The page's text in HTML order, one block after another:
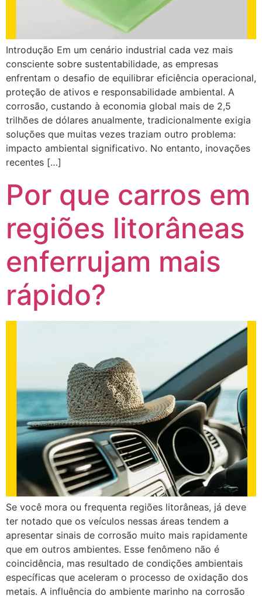
Introdução Em um cenário industrial cada vez mais
consciente sobre sustentabilidade, as empresas
enfrentam o desafio de equilibrar eficiência operacional,
proteção de ativos e responsabilidade ambiental. A
corrosão, custando à economia global mais de 2,5
trilhões de dólares anualmente, tradicionalmente exigia
soluções que muitas vezes traziam outro problema:
impacto ambiental significativo. No entanto, inovações
recentes […]
Por que carros em
regiões litorâneas
enferrujam mais
rápido?
Se você mora ou frequenta regiões litorâneas, já deve
ter notado que os veículos nessas áreas tendem a
apresentar sinais de corrosão muito mais rapidamente
que em outros ambientes. Esse fenômeno não é
coincidência, mas resultado de condições ambientais
específicas que aceleram o processo de oxidação dos
metais. A influência do ambiente marinho na corrosão